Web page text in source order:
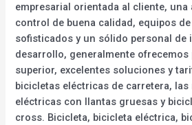
empresarial orientada al cliente, una
control de buena calidad, equipos
sofisticados y un sólido personal de
desarrollo, generalmente
superior, excelentes soluciones y
bicicletas eléctricas de carretera,
eléctricas con llantas gruesas y
cross. Bicicleta, bicicleta eléctrica,